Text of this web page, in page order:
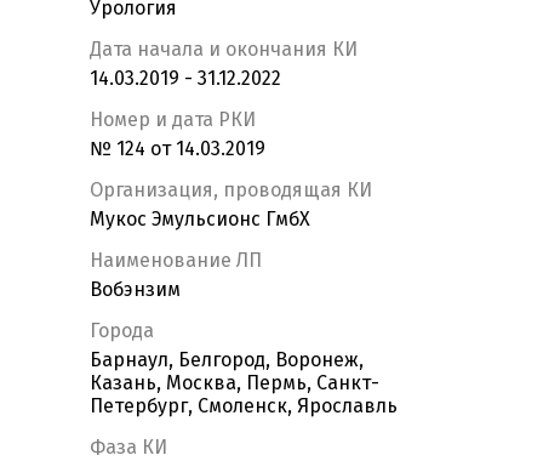
Урология
Дата начала и окончания КИ
14.03.2019 - 31.12.2022
Номер и дата РКИ
№ 124 от 14.03.2019
Организация, проводящая КИ
Мукос Эмульсионс ГмбХ
Наименование ЛП
Вобэнзим
Города
Барнаул, Белгород, Воронеж,
Казань, Москва, Пермь, Санкт-
Петербург, Смоленск, Ярославль
Фаза КИ